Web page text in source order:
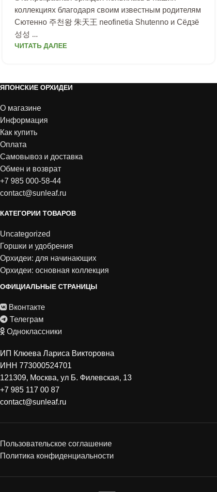
коллекциях благодаря своим известным родителям
Сютенно 주천왕 朱天王 neofinetia Shutenno и Сёдзё
성성 ...
ЧИТАТЬ ДАЛЕЕ
ЯПОНСКИЕ ОРХИДЕИ
О магазине
Информация
Как купить
Оплата
Самовывоз и доставка
Обмен и возврат
+7 985 000-58-44
contact@sunleaf.ru
КАТЕГОРИИ ТОВАРОВ
Uncategorized
Горшки и удобрения
Орхидеи: для начинающих
Орхидеи: основная коллекция
ОФИЦИАЛЬНЫЕ СТРАНИЦЫ
Вконтакте
Телеграм
Одноклассники
ИП Клюева Лариса Викторовна
ИНН 773000524701
121309, Москва, ул Б. Филевская, 13
+7 985 117 00 87
contact@sunleaf.ru
Пользовательское соглашение
Политика конфиденциальности